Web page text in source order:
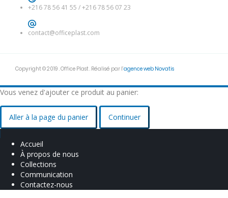
+216 78 56 41 55 /+216 78 56 07 23
contact@officeplast.com
Copyright © 2019 . Office Plast . Réalisé par l’agence web Novatis
Vous venez d'ajouter ce produit au panier:
Aller à la page du panier Continuer
Accueil
À propos de nous
Collections
Communication
Contactez-nous